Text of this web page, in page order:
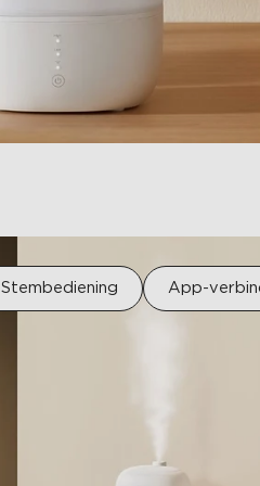
Stembediening App-